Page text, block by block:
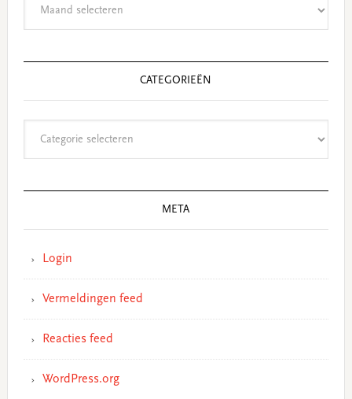
CATEGORIEËN
META
Login
Vermeldingen feed
Reacties feed
WordPress.org